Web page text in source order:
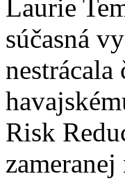
Laurie
súčasná
Risk